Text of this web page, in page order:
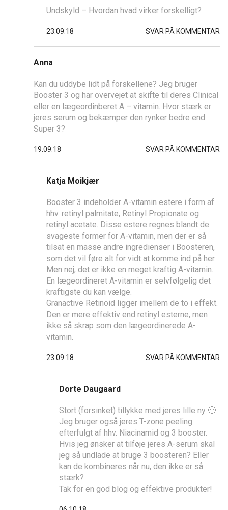
Undskyld – Hvordan hvad virker forskelligt?
23.09.18 SVAR PÅ KOMMENTAR
Anna
Kan du uddybe lidt på forskellene? Jeg bruger
Booster 3 og har overvejet at skifte til deres Clinical
eller en lægeordinberet A – vitamin. Hvor stærk er
jeres serum og bekæmper den rynker bedre end
Super 3?
19.09.18 SVAR PÅ KOMMENTAR
Katja Moikjær
Booster 3 indeholder A-vitamin estere i form af
hhv. retinyl palmitate, Retinyl Propionate og
retinyl acetate. Disse estere regnes blandt de
svageste former for A-vitamin, men der er så
tilsat en masse andre ingredienser i Boosteren,
som det vil føre alt for vidt at komme ind på her.
Men nej, det er ikke en meget kraftig A-vitamin.
En lægeordineret A-vitamin er selvfølgelig det
kraftigste du kan vælge.
Granactive Retinoid ligger imellem de to i effekt.
Den er mere effektiv end retinyl esterne, men
ikke så skrap som den lægeordinerede A-
vitamin.
23.09.18 SVAR PÅ KOMMENTAR
Dorte Daugaard
Stort (forsinket) tillykke med jeres lille ny 🙂
Jeg bruger også jeres T-zone peeling
efterfulgt af hhv. Niacinamid og 3 booster.
Hvis jeg ønsker at tilføje jeres A-serum skal
jeg så undlade at bruge 3 boosteren? Eller
kan de kombineres når nu, den ikke er så
stærk?
Tak for en god blog og effektive produkter!